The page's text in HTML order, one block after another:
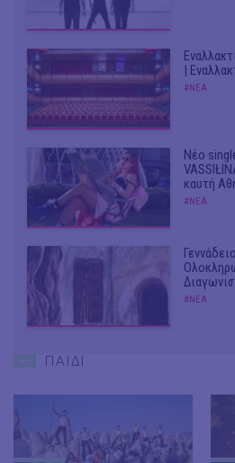
|
#ΝΕΑ
Νέο
καυτή
#ΝΕΑ
#ΝΕΑ
ΠΑΙΔΙ